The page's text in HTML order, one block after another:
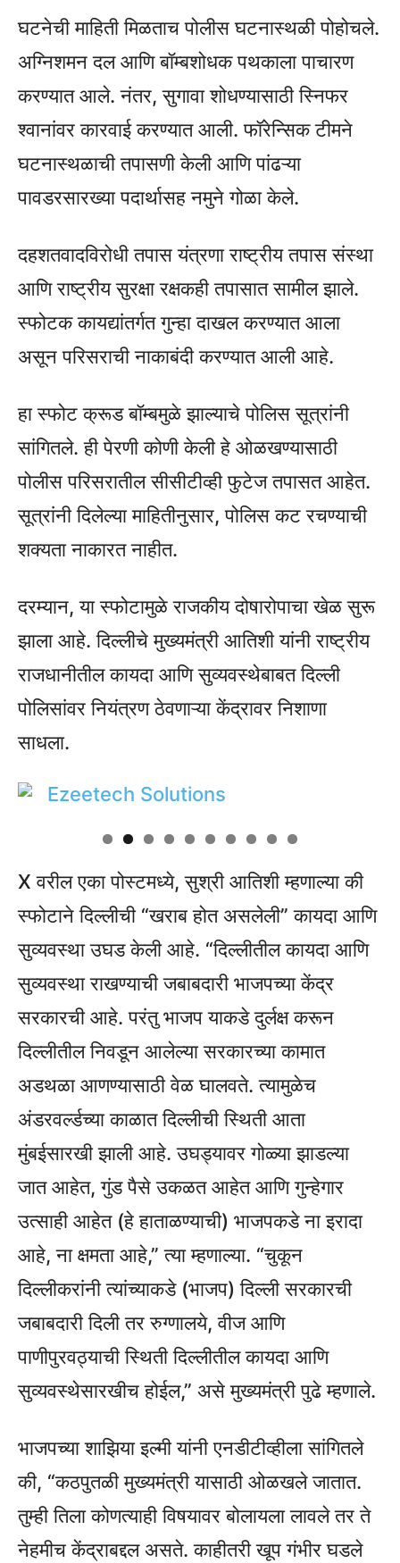
घटनेची माहिती मिळताच पोलीस घटनास्थळी पोहोचले.
अग्निशमन दल आणि बॉम्बशोधक पथकाला पाचारण
करण्यात आले. नंतर, सुगावा शोधण्यासाठी स्निफर
श्वानांवर कारवाई करण्यात आली. फॉरेन्सिक टीमने
घटनास्थळाची तपासणी केली आणि पांढऱ्या
पावडरसारख्या पदार्थासह नमुने गोळा केले.
दहशतवादविरोधी तपास यंत्रणा राष्ट्रीय तपास संस्था
आणि राष्ट्रीय सुरक्षा रक्षकही तपासात सामील झाले.
स्फोटक कायद्यांतर्गत गुन्हा दाखल करण्यात आला
असून परिसराची नाकाबंदी करण्यात आली आहे.
हा स्फोट क्रूड बॉम्बमुळे झाल्याचे पोलिस सूत्रांनी
सांगितले. ही पेरणी कोणी केली हे ओळखण्यासाठी
पोलीस परिसरातील सीसीटीव्ही फुटेज तपासत आहेत.
सूत्रांनी दिलेल्या माहितीनुसार, पोलिस कट रचण्याची
शक्यता नाकारत नाहीत.
दरम्यान, या स्फोटामुळे राजकीय दोषारोपाचा खेळ सुरू
झाला आहे. दिल्लीचे मुख्यमंत्री आतिशी यांनी राष्ट्रीय
राजधानीतील कायदा आणि सुव्यवस्थेबाबत दिल्ली
पोलिसांवर नियंत्रण ठेवणाऱ्या केंद्रावर निशाणा
साधला.
X वरील एका पोस्टमध्ये, सुश्री आतिशी म्हणाल्या की
स्फोटाने दिल्लीची “खराब होत असलेली” कायदा आणि
सुव्यवस्था उघड केली आहे. “दिल्लीतील कायदा आणि
सुव्यवस्था राखण्याची जबाबदारी भाजपच्या केंद्र
सरकारची आहे. परंतु भाजप याकडे दुर्लक्ष करून
दिल्लीतील निवडून आलेल्या सरकारच्या कामात
अडथळा आणण्यासाठी वेळ घालवते. त्यामुळेच
अंडरवर्ल्डच्या काळात दिल्लीची स्थिती आता
मुंबईसारखी झाली आहे. उघड्यावर गोळ्या झाडल्या
जात आहेत, गुंड पैसे उकळत आहेत आणि गुन्हेगार
उत्साही आहेत (हे हाताळण्याची) भाजपकडे ना इरादा
आहे, ना क्षमता आहे,” त्या म्हणाल्या. “चुकून
दिल्लीकरांनी त्यांच्याकडे (भाजप) दिल्ली सरकारची
जबाबदारी दिली तर रुग्णालये, वीज आणि
पाणीपुरवठ्याची स्थिती दिल्लीतील कायदा आणि
सुव्यवस्थेसारखीच होईल,” असे मुख्यमंत्री पुढे म्हणाले.
भाजपच्या शाझिया इल्मी यांनी एनडीटीव्हीला सांगितले
की, “कठपुतळी मुख्यमंत्री यासाठी ओळखले जातात.
तुम्ही तिला कोणत्याही विषयावर बोलायला लावले तर ते
नेहमीच केंद्राबद्दल असते. काहीतरी खूप गंभीर घडले